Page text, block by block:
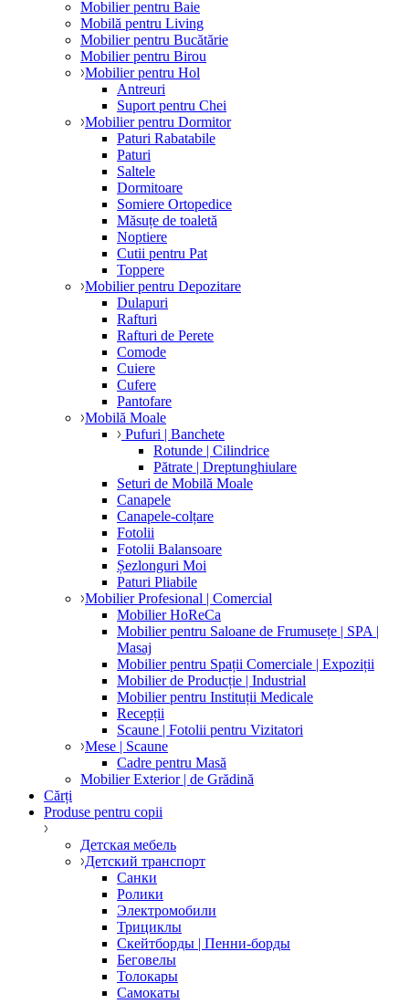
Mobilier pentru Baie
Mobilă pentru Living
Mobilier pentru Bucătărie
Mobilier pentru Birou
Mobilier pentru Hol
Antreuri
Suport pentru Chei
Mobilier pentru Dormitor
Paturi Rabatabile
Paturi
Saltele
Dormitoare
Somiere Ortopedice
Măsuțe de toaletă
Noptiere
Cutii pentru Pat
Toppere
Mobilier pentru Depozitare
Dulapuri
Rafturi
Rafturi de Perete
Comode
Cuiere
Cufere
Pantofare
Mobilă Moale
Pufuri | Banchete
Rotunde | Cilindrice
Pătrate | Dreptunghiulare
Seturi de Mobilă Moale
Canapele
Canapele-colțare
Fotolii
Fotolii Balansoare
Șezlonguri Moi
Paturi Pliabile
Mobilier Profesional | Comercial
Mobilier HoReCa
Mobilier pentru Saloane de Frumusețe | SPA |
Masaj
Mobilier pentru Spații Comerciale | Expoziții
Mobilier de Producție | Industrial
Mobilier pentru Instituții Medicale
Recepții
Scaune | Fotolii pentru Vizitatori
Mese | Scaune
Cadre pentru Masă
Mobilier Exterior | de Grădină
Cărți
Produse pentru copii
Детская мебель
Детский транспорт
Санки
Ролики
Электромобили
Трициклы
Скейтборды | Пенни-борды
Беговелы
Толокары
Самокаты